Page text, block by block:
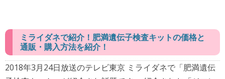
ミライダネで紹介！肥満遺伝子検査キットの価格と
通販・購入方法を紹介！
2018年3月24日放送のテレビ東京 ミライダネで「肥満遺伝